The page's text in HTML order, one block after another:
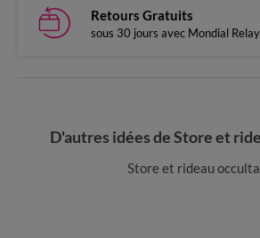
Retours Gratuits
sous 30 jours avec Mondial
D'autres idées de Store et
Store et rideau